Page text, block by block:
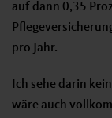
auf dann 0,35
pro Jahr.
Ich sehe darin
wäre auch